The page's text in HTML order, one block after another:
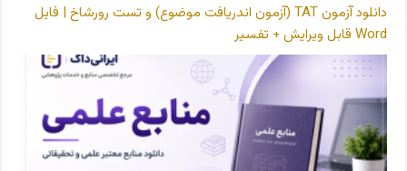
دانلود آزمون TAT (آزمون اندریافت موضوع) و تست رورشاخ | فایل
Word قابل ویرایش + تفسیر